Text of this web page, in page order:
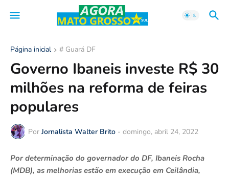
Página inicial # Guará DF
Governo Ibaneis investe R$ 30
milhões na reforma de feiras
populares
Por Jornalista Walter Brito - domingo, abril 24, 2022
Por determinação do governador do DF, Ibaneis Rocha
(MDB), as melhorias estão em execução em Ceilândia,